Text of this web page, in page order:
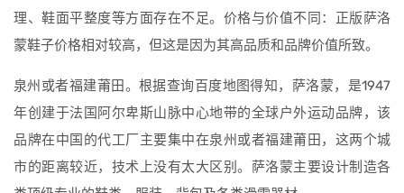
理、鞋面平整度等方面存在不足。价格与价值不同：正版萨洛
蒙鞋子价格相对较高，但这是因为其高品质和品牌价值所致。
泉州或者福建莆田。根据查询百度地图得知，萨洛蒙，是1947
年创建于法国阿尔卑斯山脉中心地带的全球户外运动品牌，该
品牌在中国的代工厂主要集中在泉州或者福建莆田，这两个城
市的距离较近，技术上没有太大区别。萨洛蒙主要设计制造各